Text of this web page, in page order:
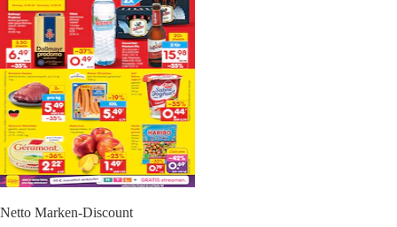
Netto Marken-Discount